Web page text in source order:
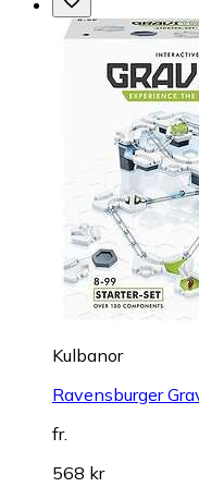
Kulbanor
Ravensburger
fr.
568 kr